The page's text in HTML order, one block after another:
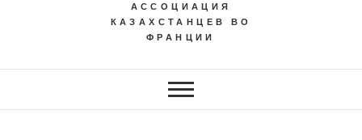
АССОЦИАЦИЯ
КАЗАХСТАНЦЕВ ВО
ФРАНЦИИ